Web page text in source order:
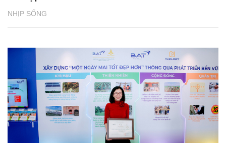
NHỊP SỐNG